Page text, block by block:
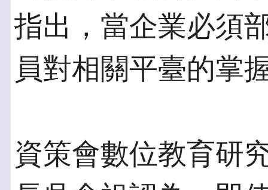
指出，當企業必須
員對相關平臺的掌
資策會數位教育研